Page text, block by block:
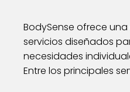
BodySense ofrece
servicios diseñados
necesidades
Entre los principales